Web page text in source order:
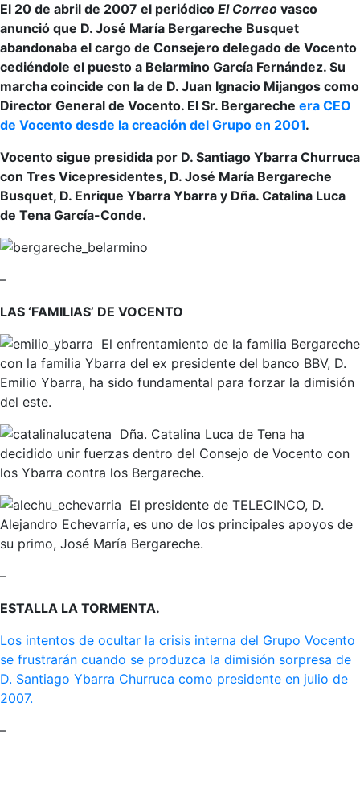
El 20 de abril de 2007 el periódico El Correo vasco
anunció que D. José María Bergareche Busquet
abandonaba el cargo de Consejero delegado de Vocento
cediéndole el puesto a Belarmino García Fernández. Su
marcha coincide con la de D. Juan Ignacio Mijangos como
Director General de Vocento. El Sr. Bergareche era CEO
de Vocento desde la creación del Grupo en 2001.
Vocento sigue presidida por D. Santiago Ybarra Churruca
con Tres Vicepresidentes, D. José María Bergareche
Busquet, D. Enrique Ybarra Ybarra y Dña. Catalina Luca
de Tena García-Conde.
–
LAS ‘FAMILIAS’ DE VOCENTO
El enfrentamiento de la familia Bergareche
con la familia Ybarra del ex presidente del banco BBV, D.
Emilio Ybarra, ha sido fundamental para forzar la dimisión
del este.
Dña. Catalina Luca de Tena ha
decidido unir fuerzas dentro del Consejo de Vocento con
los Ybarra contra los Bergareche.
El presidente de TELECINCO, D.
Alejandro Echevarría, es uno de los principales apoyos de
su primo, José María Bergareche.
–
ESTALLA LA TORMENTA.
Los intentos de ocultar la crisis interna del Grupo Vocento
se frustrarán cuando se produzca la dimisión sorpresa de
D. Santiago Ybarra Churruca como presidente en julio de
2007.
–